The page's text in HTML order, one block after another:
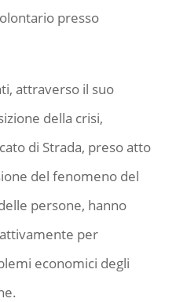
presso
attraverso il suo
della crisi,
di Strada, preso atto
del fenomeno del
persone, hanno
per
economici degli